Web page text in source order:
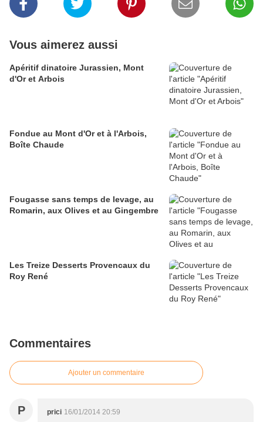
Vous aimerez aussi
Apéritif dinatoire Jurassien, Mont
d'Or et Arbois
Fondue au Mont d'Or et à l'Arbois,
Boîte Chaude
Fougasse sans temps de levage, au
Romarin, aux Olives et au Gingembre
Les Treize Desserts Provencaux du
Roy René
Commentaires
Ajouter un commentaire
P prici 16/01/2014 20:59